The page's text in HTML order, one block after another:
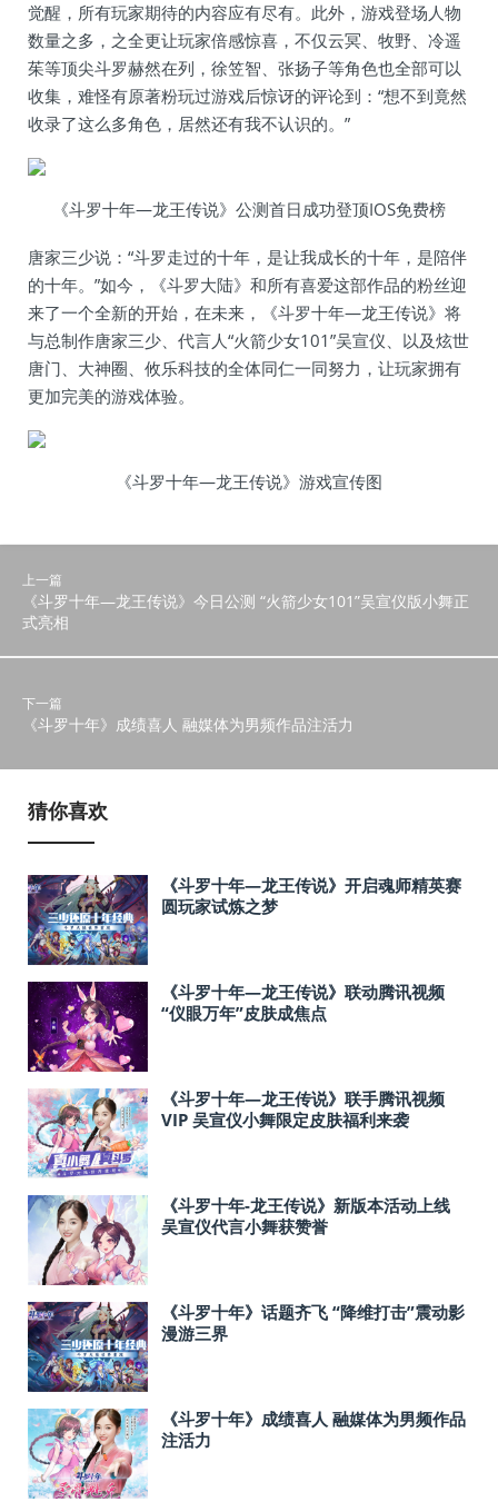
觉醒，所有玩家期待的内容应有尽有。此外，游戏登场人物
数量之多，之全更让玩家倍感惊喜，不仅云冥、牧野、冷遥
茱等顶尖斗罗赫然在列，徐笠智、张扬子等角色也全部可以
收集，难怪有原著粉玩过游戏后惊讶的评论到：“想不到竟然
收录了这么多角色，居然还有我不认识的。”
《斗罗十年—龙王传说》公测首日成功登顶IOS免费榜
唐家三少说：“斗罗走过的十年，是让我成长的十年，是陪伴
的十年。”如今，《斗罗大陆》和所有喜爱这部作品的粉丝迎
来了一个全新的开始，在未来，《斗罗十年—龙王传说》将
与总制作唐家三少、代言人“火箭少女101”吴宣仪、以及炫世
唐门、大神圈、攸乐科技的全体同仁一同努力，让玩家拥有
更加完美的游戏体验。
《斗罗十年—龙王传说》游戏宣传图
上一篇
《斗罗十年—龙王传说》今日公测 “火箭少女101”吴宣仪版小舞正
式亮相
下一篇
《斗罗十年》成绩喜人 融媒体为男频作品注活力
猜你喜欢
《斗罗十年—龙王传说》开启魂师精英赛
圆玩家试炼之梦
《斗罗十年—龙王传说》联动腾讯视频
“仪眼万年”皮肤成焦点
《斗罗十年—龙王传说》联手腾讯视频
VIP 吴宣仪小舞限定皮肤福利来袭
《斗罗十年-龙王传说》新版本活动上线
吴宣仪代言小舞获赞誉
《斗罗十年》话题齐飞 “降维打击”震动影
漫游三界
《斗罗十年》成绩喜人 融媒体为男频作品
注活力